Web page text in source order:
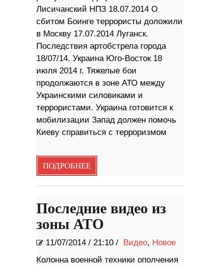
Лисичанский НПЗ 18.07.2014 О
сбитом Боинге террористы доложили
в Москву 17.07.2014 Луганск.
Последствия артобстрела города
18/07/14. Украина Юго-Восток 18
июля 2014 г. Тяжелые бои
продолжаются в зоне АТО между
Украинскими силовиками и
террористами. Украина готовится к
мобилизации Запад должен помочь
Киеву справиться с терроризмом
ПОДРОБНЕЕ
Последние видео из
зоны АТО
11/07/2014 / 21:10 / Видео, Новое
Колонна военной техники ополчения